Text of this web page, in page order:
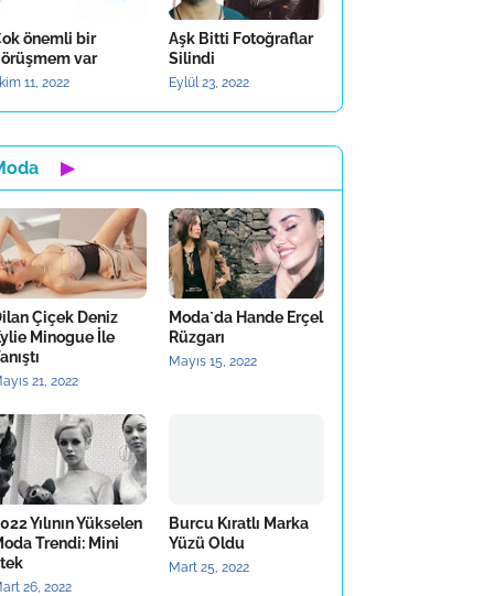
önemli bir
var
11, 2022
Aşk Bitti Fotoğraflar
Silindi
Eylül 23, 2022
▶
Çiçek Deniz
Minogue İle
21, 2022
Moda`da Hande Erçel
Rüzgarı
Mayıs 15, 2022
Yılının Yükselen
Trendi: Mini
26, 2022
Burcu Kıratlı Marka
Yüzü Oldu
Mart 25, 2022